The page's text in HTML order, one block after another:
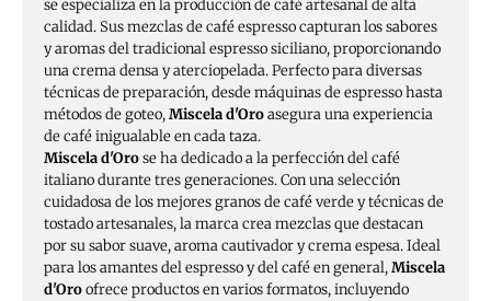
se especializa en la producción de café artesanal de alta
calidad. Sus mezclas de café espresso capturan los sabores
y aromas del tradicional espresso siciliano, proporcionando
una crema densa y aterciopelada. Perfecto para diversas
técnicas de preparación, desde máquinas de espresso hasta
métodos de goteo,Miscela d'Oroasegura una experiencia
de café inigualable en cada taza​.
Miscela d'Orose ha dedicado a la perfección del café
italiano durante tres generaciones. Con una selección
cuidadosa de los mejores granos de café verde y técnicas de
tostado artesanales, la marca crea mezclas que destacan
por su sabor suave, aroma cautivador y crema espesa. Ideal
para los amantes del espresso y del café en general,Miscela
d'Oroofrece productos en varios formatos, incluyendo